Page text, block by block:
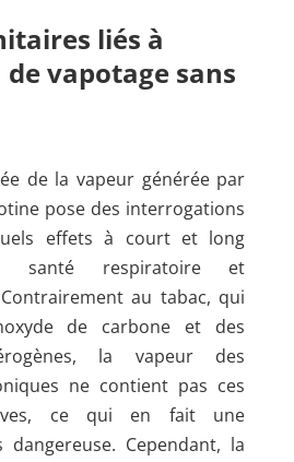
liés à
vapotage sans
de la vapeur générée par
pose des interrogations
effets à court et long
respiratoire et
au tabac, qui
de carbone et des
la vapeur des
ne contient pas ces
ce qui en fait une
Cependant, la